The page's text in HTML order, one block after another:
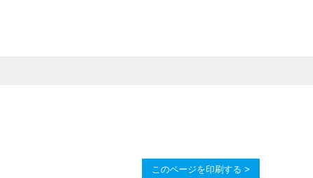
このページを印刷する >